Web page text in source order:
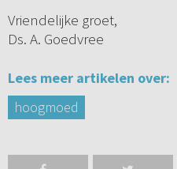
Vriendelijke groet,
Ds. A. Goedvree
Lees meer artikelen over:
hoogmoed